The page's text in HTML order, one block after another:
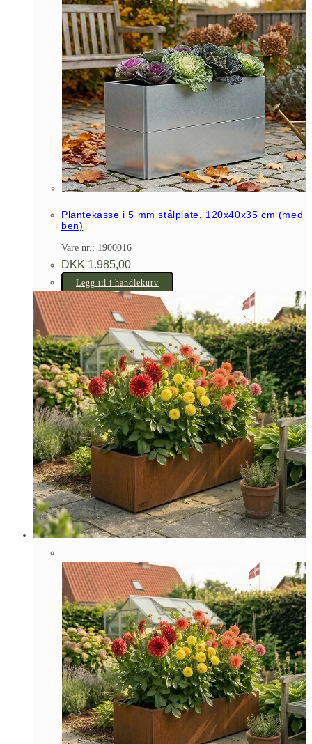
Plantekasse i 5 mm stålplate, 120x40x35 cm (med
ben)
Vare nr.: 1900016
DKK 1.985,00
Legg til i handlekurv